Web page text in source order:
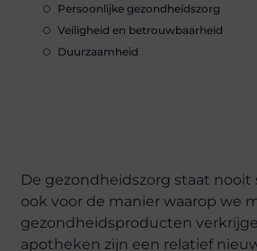
Persoonlijke gezondheidszorg
Veiligheid en betrouwbaarheid
Duurzaamheid
De gezondheidszorg staat nooit
ook voor de manier waarop we
gezondheidsproducten
apotheken zijn een relatief